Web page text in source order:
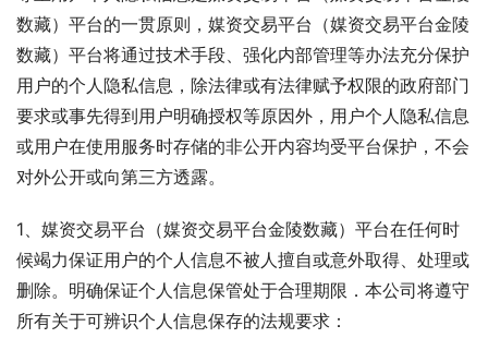
数藏）平台的一贯原则，媒资交易平台（媒资交易平台金陵
数藏）平台将通过技术手段、强化内部管理等办法充分保护
用户的个人隐私信息，除法律或有法律赋予权限的政府部门
要求或事先得到用户明确授权等原因外，用户个人隐私信息
或用户在使用服务时存储的非公开内容均受平台保护，不会
对外公开或向第三方透露。
1、媒资交易平台（媒资交易平台金陵数藏）平台在任何时
候竭力保证用户的个人信息不被人擅自或意外取得、处理或
删除。明确保证个人信息保管处于合理期限．本公司将遵守
所有关于可辨识个人信息保存的法规要求：